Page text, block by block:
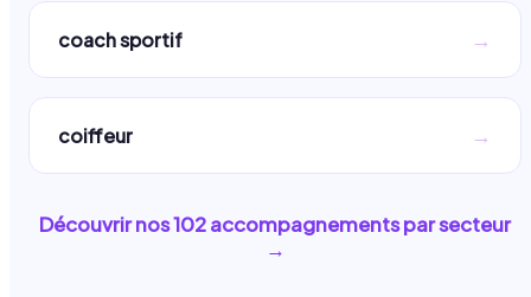
coach sportif →
coiffeur →
Découvrir nos102accompagnements par secteur
→